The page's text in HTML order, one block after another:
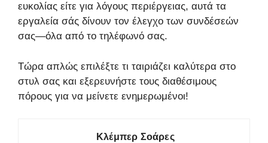
ευκολίας είτε για λόγους περιέργειας, αυτά τα
εργαλεία σάς δίνουν τον έλεγχο των συνδέσεών
σας—όλα από το τηλέφωνό σας.
Τώρα απλώς επιλέξτε τι ταιριάζει καλύτερα στο
στυλ σας και εξερευνήστε τους διαθέσιμους
πόρους για να μείνετε ενημερωμένοι!
Κλέμπερ Σοάρες